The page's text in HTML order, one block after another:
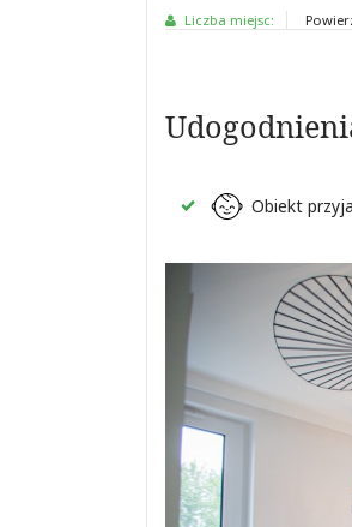
Liczba miejsc:
Obiekt